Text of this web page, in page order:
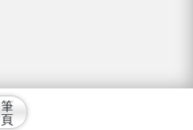
筆
頁